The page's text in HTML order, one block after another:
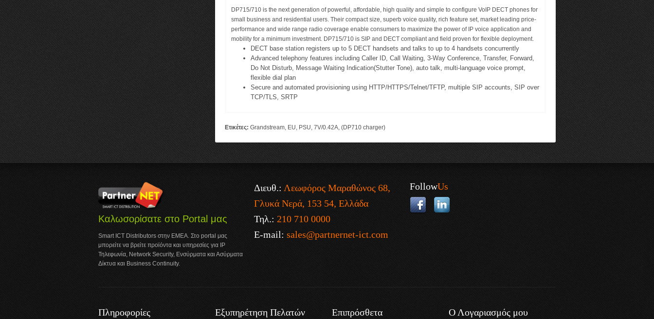
DP715/710 is the next generation of powerful, affordable, high quality and simple to configure VoIP DECT phones for
small business and residential users. Their compact size, superb voice quality, rich feature set, market leading price-
performance and wide range radio coverage enable consumers to maximize the power of IP voice application and
mobility for a minimum investment. DP715/710 is SIP and DECT compliant and field proven for flexible deployment.
DECT base station registers up to 5 DECT handsets and talks to up to 4 handsets concurrently
Advanced telephony features including Caller ID, Call Waiting, 3-Way Conference, Transfer, Forward,
Do Not Disturb, Message Waiting Indication(Stutter Tone), auto talk, multi-language voice prompt,
flexible dial plan
Secure and automated provisioning using HTTP/HTTPS/Telnet/TFTP, multiple SIP accounts, SIP over
TCP/TLS, SRTP
Ετικέτες: Grandstream, EU, PSU, 7V/0.42A, (DP710 charger)
Καλωσορίσατε στο Portal μας
Smart ICT Distributors στην ΕΜΕΑ. Στο portal μας
μπορείτε να βρείτε προϊόντα και υπηρεσίες για IP
Τηλεφωνία, Network Security, Ενσύρματα και Ασύρματα
Δίκτυα και Business Continuity.
Διευθ.: Λεωφόρος Μαραθώνος 68,
Γλυκά Νερά, 153 54, Ελλάδα
Τηλ.: 210 710 0000
E-mail: sales@partnernet-ict.com
FollowUs
Πληροφορίες Εξυπηρέτηση Πελατών Επιπρόσθετα Ο Λογαριασμός μου